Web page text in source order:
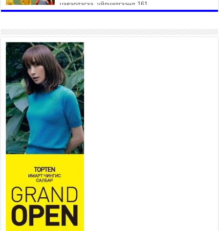
цэвэрлэгээ, үйлчилгээнд 161
ажилтан, 27 техниктэй
2026 оны 7 сар 15 / 11 цаг 22 минут
Наадмын амралтын өдрүүдэд
нийслэлийн эрүүл мэндийн
байгууллагууд дараах
хуваарийн дагуу ажиллана
2026 оны 7 сар 15 / 11 цаг 18 минут
Үндэсний их баяр наадам
эхэллээ
2026 оны 7 сар 15 / 11 цаг 14 минут
Үер усны аюулаас сэргийлж, нийслэлийн Онцгой
байдлын газрын 162 алба хаагч үүрэг гүйцэтгэж
байна
2026 оны 7 сар 15 / 11 цаг 07 минут
Үндэсний их сурын харваанд 850 харваач цэц
мэргэнээ сорьж байна
2026 оны 7 сар 15 / 11 цаг 03 минут
Төв цэнгэлдэхийн эргэн тойронд
2026 оны 7 сар 15 / 10 цаг 58 минут